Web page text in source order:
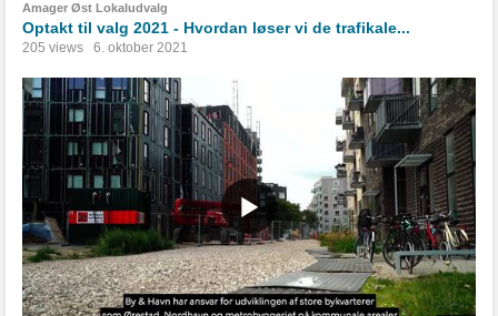
Amager Øst Lokaludvalg
Optakt til valg 2021 - Hvordan løser vi de trafikale...
205 views 6. oktober 2021